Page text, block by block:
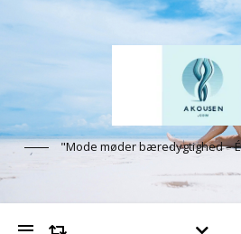
"Mode møder bæredygtighed –